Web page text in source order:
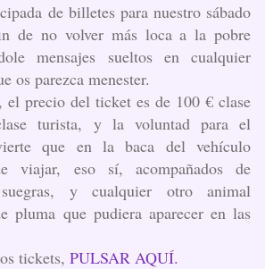
de billetes para nuestro sábado
de no volver más loca a la pobre
mensajes sueltos en cualquier
os parezca menester.
precio del ticket es de 100 € clase
turista, y la voluntad para el
que en la baca del vehículo
viajar, eso sí, acompañados de
y cualquier otro animal
pluma que pudiera aparecer en las
tickets, PULSAR AQUÍ.